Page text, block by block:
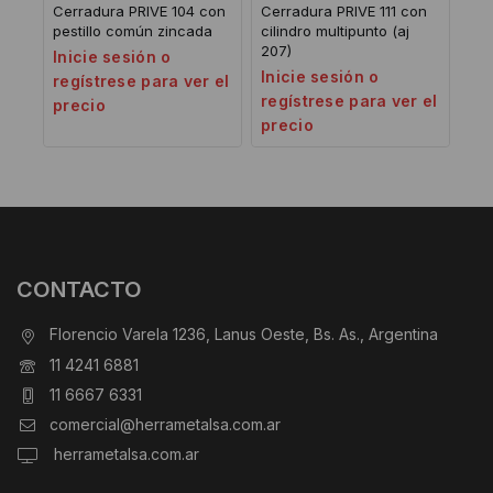
Cerradura PRIVE 104 con
pestillo común zincada
Inicie sesión o
regístrese para ver el
precio
Cerradura PRIVE 111 con
cilindro multipunto (aj
207)
Inicie sesión o
regístrese para ver el
precio
CONTACTO
Florencio Varela 1236, Lanus Oeste, Bs. As., Argentina
11 4241 6881
11 6667 6331
comercial@herrametalsa.com.ar
herrametalsa.com.ar